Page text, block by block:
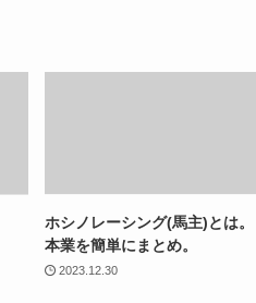
ホシノレーシング(馬主)とは。
本業を簡単にまとめ。
2023.12.30